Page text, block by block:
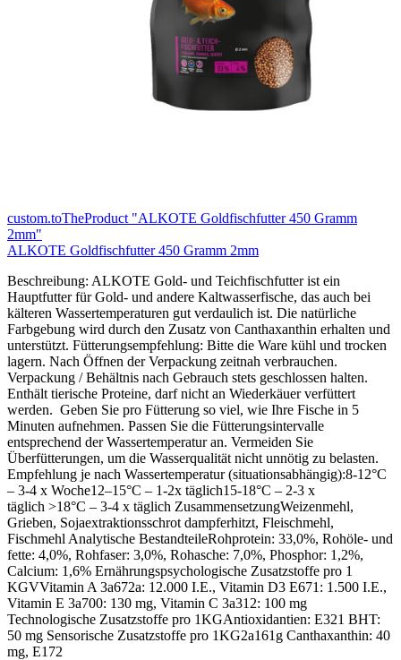
custom.toTheProduct "ALKOTE Goldfischfutter 450 Gramm
2mm"
ALKOTE Goldfischfutter 450 Gramm 2mm
Beschreibung: ALKOTE Gold- und Teichfischfutter ist ein
Hauptfutter für Gold- und andere Kaltwasserfische, das auch bei
kälteren Wassertemperaturen gut verdaulich ist. Die natürliche
Farbgebung wird durch den Zusatz von Canthaxanthin erhalten und
unterstützt. Fütterungsempfehlung: Bitte die Ware kühl und trocken
lagern. Nach Öffnen der Verpackung zeitnah verbrauchen.
Verpackung / Behältnis nach Gebrauch stets geschlossen halten.
Enthält tierische Proteine, darf nicht an Wiederkäuer verfüttert
werden. Geben Sie pro Fütterung so viel, wie Ihre Fische in 5
Minuten aufnehmen. Passen Sie die Fütterungsintervalle
entsprechend der Wassertemperatur an. Vermeiden Sie
Überfütterungen, um die Wasserqualität nicht unnötig zu belasten.
Empfehlung je nach Wassertemperatur (situationsabhängig):8-12°C
– 3-4 x Woche12–15°C – 1-2x täglich15-18°C – 2-3 x
täglich >18°C – 3-4 x täglich ZusammensetzungWeizenmehl,
Grieben, Sojaextraktionsschrot dampferhitzt, Fleischmehl,
Fischmehl Analytische BestandteileRohprotein: 33,0%, Rohöle- und
fette: 4,0%, Rohfaser: 3,0%, Rohasche: 7,0%, Phosphor: 1,2%,
Calcium: 1,6% Ernährungspsychologische Zusatzstoffe pro 1
KGVVitamin A 3a672a: 12.000 I.E., Vitamin D3 E671: 1.500 I.E.,
Vitamin E 3a700: 130 mg, Vitamin C 3a312: 100 mg
Technologische Zusatzstoffe pro 1KGAntioxidantien: E321 BHT:
50 mg Sensorische Zusatzstoffe pro 1KG2a161g Canthaxanthin: 40
mg, E172